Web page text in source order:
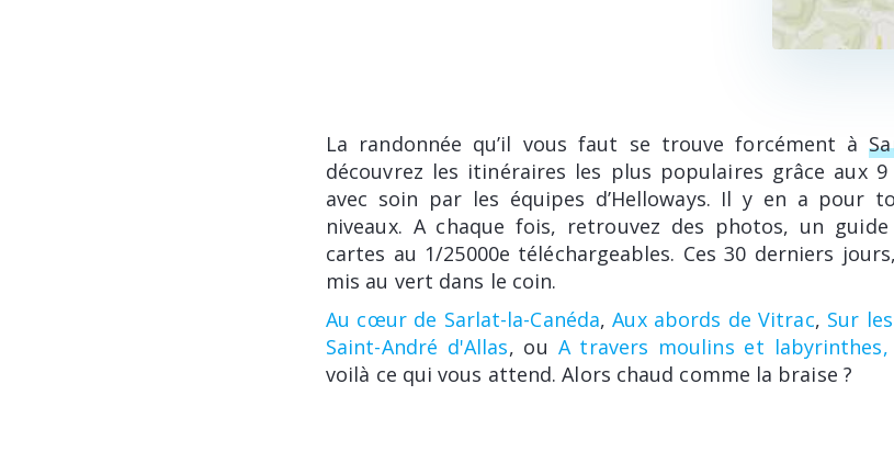
La randonnée qu’il vous faut se trouve forcément à
découvrez les itinéraires les plus populaires grâce aux 9
avec soin par les équipes d’Helloways. Il y en a pour
niveaux. A chaque fois, retrouvez des photos, un
cartes au 1/25000e téléchargeables. Ces 30 derniers
mis au vert dans le coin.
Au cœur de Sarlat-la-Canéda,Aux abords de Vitrac, Sur
Saint-André d'Allas, ou A travers moulins et
voilà ce qui vous attend. Alors chaud comme la braise ?